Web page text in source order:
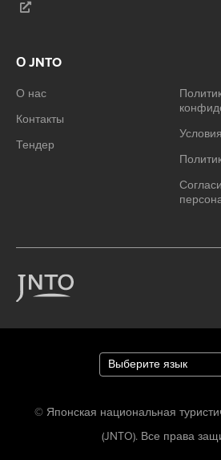
О JNTO
О нас
Контакты
Тендер
© Японская национальная
(JNTO). Все права